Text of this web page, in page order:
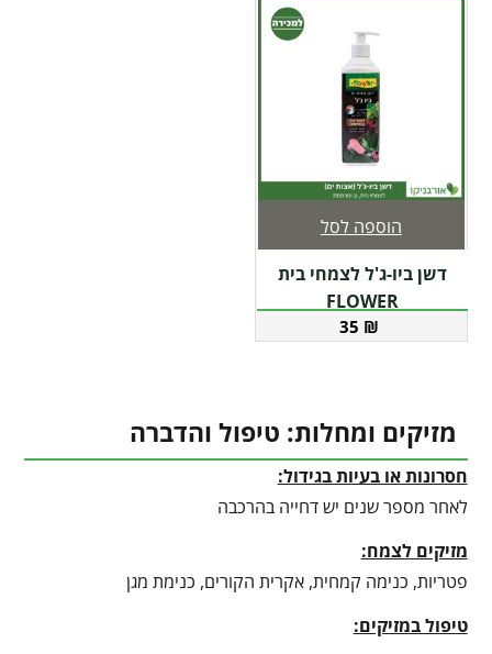
דשן ביו-ג'ל לצמחי בית
FLOWER
35 ₪
הוספה לסל
מזיקים ומחלות: טיפול והדברה
חסרונות או בעיות בגידול:
לאחר מספר שנים יש דחייה בהרכבה
מזיקים לצמח:
פטריות, כנימה קמחית, אקרית הקורים, כנימת מגן
טיפול במזיקים: